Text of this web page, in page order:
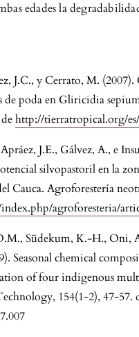
edades la
J.C., y Cerrato, M.
de poda en Gliricidia
dehttp://tierratropical.org/
J.E., Gálvez, A., e
silvopastoril en la
Cauca. Agroforestería
agroforesteria/
Südekum, K.-H., Oni,
Seasonal chemical
of four indigenous
154(1-2), 47-57.